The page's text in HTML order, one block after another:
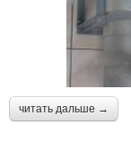
читать дальше →